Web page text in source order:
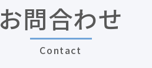
お問合わせ
Contact